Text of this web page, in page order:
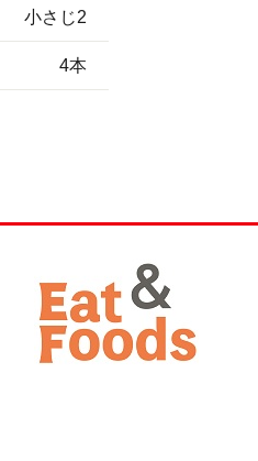
小さじ2
4本